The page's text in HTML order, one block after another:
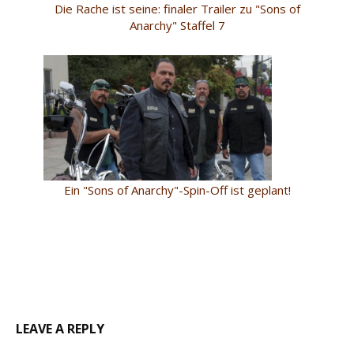
Die Rache ist seine: finaler Trailer zu "Sons of
Anarchy" Staffel 7
Ein "Sons of Anarchy"-Spin-Off ist geplant!
LEAVE A REPLY